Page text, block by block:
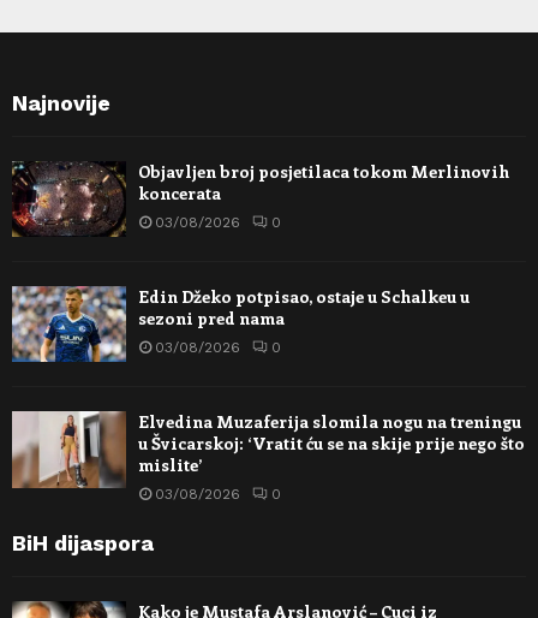
Najnovije
Objavljen broj posjetilaca tokom Merlinovih
koncerata
03/08/2026 0
Edin Džeko potpisao, ostaje u Schalkeu u
sezoni pred nama
03/08/2026 0
Elvedina Muzaferija slomila nogu na treningu
u Švicarskoj: ‘Vratit ću se na skije prije nego što
mislite’
03/08/2026 0
BiH dijaspora
Kako je Mustafa Arslanović – Cuci iz